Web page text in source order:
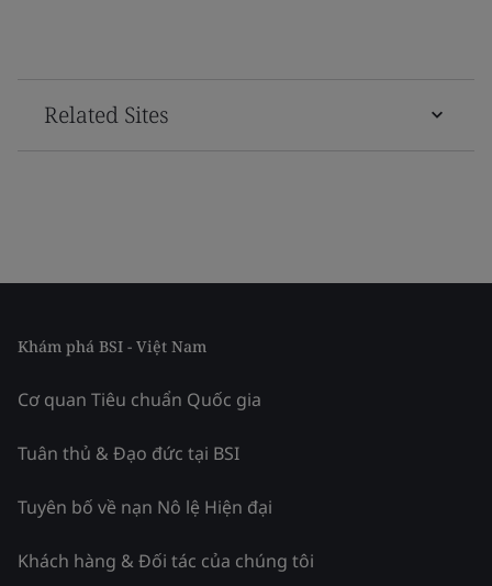
Related Sites
Khám phá BSI - Việt Nam
Cơ quan Tiêu chuẩn Quốc gia
Tuân thủ & Đạo đức tại BSI
Tuyên bố về nạn Nô lệ Hiện đại
Khách hàng & Đối tác của chúng tôi